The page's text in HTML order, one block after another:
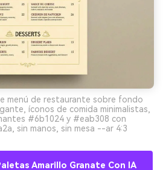
menú de restaurante sobre fondo
íconos de comida minimalistas,
#6b1024 y #eab308 con
sin manos, sin mesa --ar 4:3
Amarillo Granate Con IA